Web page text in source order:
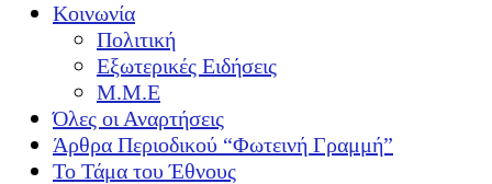
Κοινωνία
Πολιτική
Εξωτερικές Ειδήσεις
Μ.Μ.Ε
Όλες οι Αναρτήσεις
Άρθρα Περιοδικού “Φωτεινή Γραμμή”
Το Τάμα του Έθνους